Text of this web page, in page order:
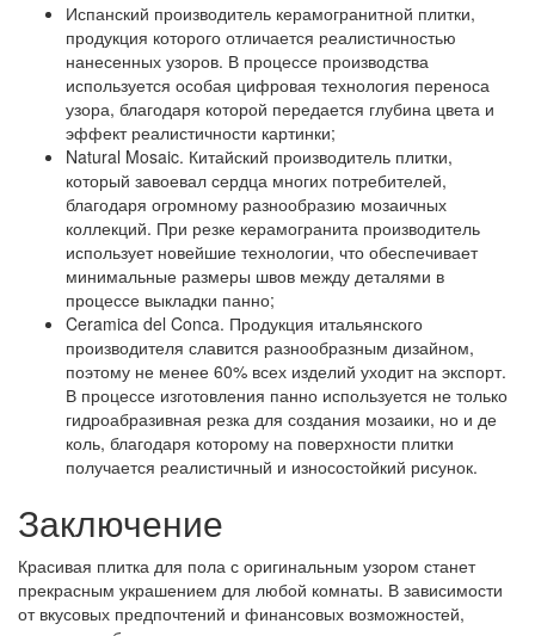
Испанский производитель керамогранитной плитки,
продукция которого отличается реалистичностью
нанесенных узоров. В процессе производства
используется особая цифровая технология переноса
узора, благодаря которой передается глубина цвета и
эффект реалистичности картинки;
Natural Mosaic. Китайский производитель плитки,
который завоевал сердца многих потребителей,
благодаря огромному разнообразию мозаичных
коллекций. При резке керамогранита производитель
использует новейшие технологии, что обеспечивает
минимальные размеры швов между деталями в
процессе выкладки панно;
Ceramica del Conca. Продукция итальянского
производителя славится разнообразным дизайном,
поэтому не менее 60% всех изделий уходит на экспорт.
В процессе изготовления панно используется не только
гидроабразивная резка для создания мозаики, но и де
коль, благодаря которому на поверхности плитки
получается реалистичный и износостойкий рисунок.
Заключение
Красивая плитка для пола с оригинальным узором станет
прекрасным украшением для любой комнаты. В зависимости
от вкусовых предпочтений и финансовых возможностей,